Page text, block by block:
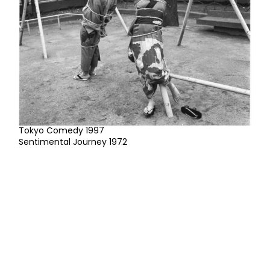
Sentimental Journey 1972
Tokyo Comedy 1997